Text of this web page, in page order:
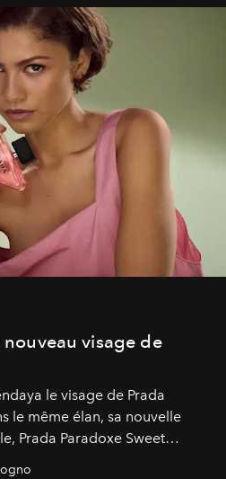
visage de
le visage de Prada
le même élan, sa nouvelle
Prada Paradoxe Sweet